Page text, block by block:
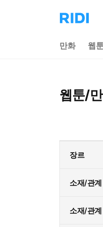
리
디
으
만화 웹
웹툰/
장르
소재/관
소재/관